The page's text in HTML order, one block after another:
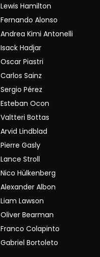
Lewis Hamilton
Fernando Alonso
Andrea Kimi Antonelli
Isack Hadjar
Oscar Piastri
Carlos Sainz
Sergio Pérez
Esteban Ocon
Valtteri Bottas
Arvid Lindblad
Pierre Gasly
Lance Stroll
Nico Hülkenberg
Alexander Albon
Liam Lawson
Oliver Bearman
Franco Colapinto
Gabriel Bortoleto